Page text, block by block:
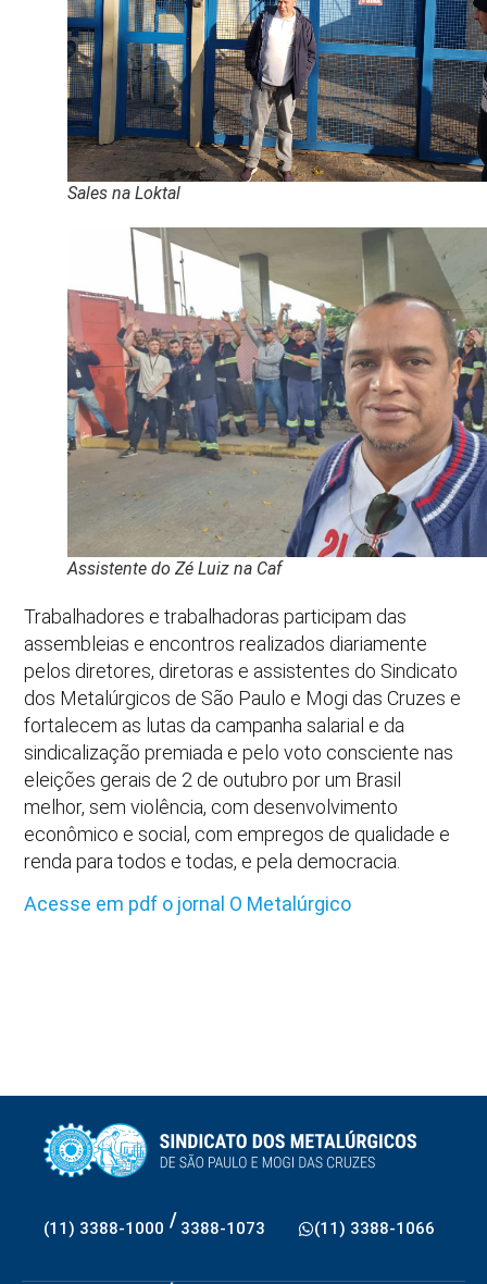
Sales na Loktal
Assistente do Zé Luiz na Caf
Trabalhadores e trabalhadoras participam das
assembleias e encontros realizados diariamente
pelos diretores, diretoras e assistentes do Sindicato
dos Metalúrgicos de São Paulo e Mogi das Cruzes e
fortalecem as lutas da campanha salarial e da
sindicalização premiada e pelo voto consciente nas
eleições gerais de 2 de outubro por um Brasil
melhor, sem violência, com desenvolvimento
econômico e social, com empregos de qualidade e
renda para todos e todas, e pela democracia.
Acesse em pdf o jornal O Metalúrgico
(11) 3388-1000 / 3388-1073 (11) 3388-1066